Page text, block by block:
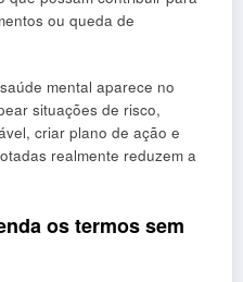
ou queda de
mental aparece no
situações de risco,
criar plano de ação e
realmente reduzem a
os termos sem